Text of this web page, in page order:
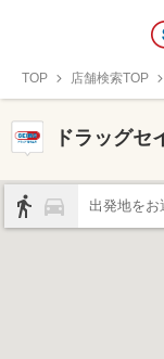
TOP 店舗検索TOP
ドラッグ
出発地を